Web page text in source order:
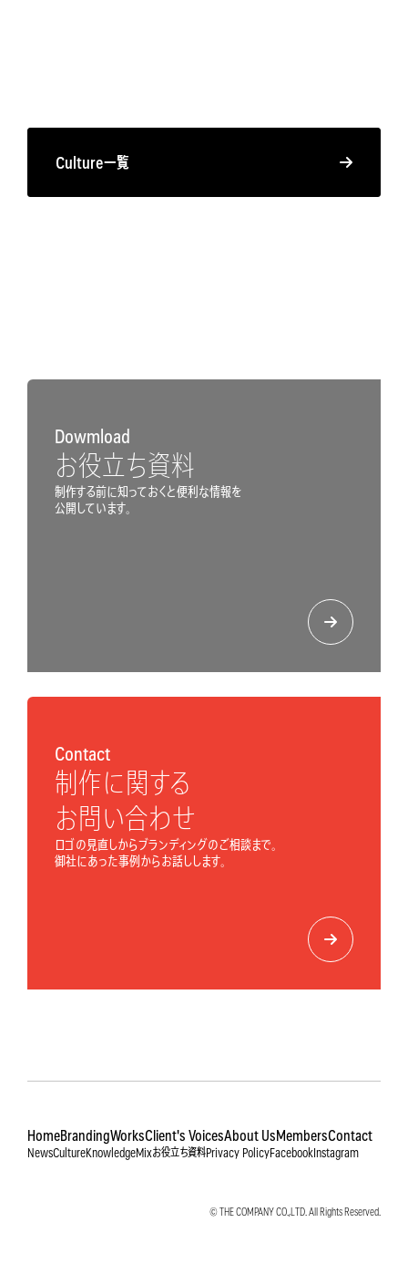
Culture一覧
Dowmload
お役立ち資料
制作する前に知っておくと便利な情報を
公開しています。
Contact
制作に関する
お問い合わせ
ロゴの見直しからブランディングのご相談まで。
御社にあった事例からお話しします。
HomeBrandingWorksClient's VoicesAbout Us MembersContact
NewsCultureKnowledgeMixお役立ち資料Privacy PolicyFacebookInstagram
© THE COMPANY CO.,LTD. All Rights Reserved.